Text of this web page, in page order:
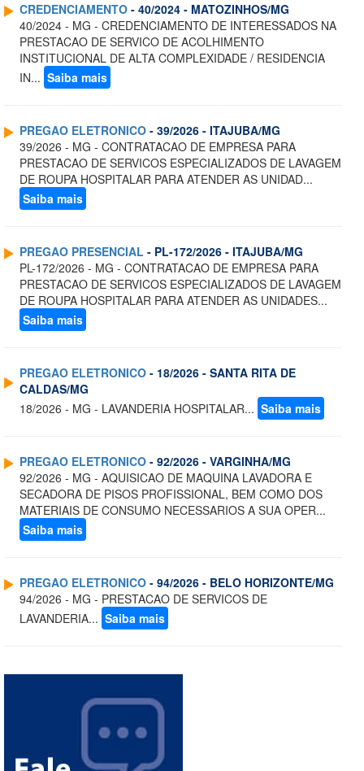
CREDENCIAMENTO - 40/2024 - MATOZINHOS/MG
40/2024 - MG - CREDENCIAMENTO DE INTERESSADOS NA
PRESTACAO DE SERVICO DE ACOLHIMENTO
INSTITUCIONAL DE ALTA COMPLEXIDADE / RESIDENCIA
IN... Saiba mais
PREGAO ELETRONICO - 39/2026 - ITAJUBA/MG
39/2026 - MG - CONTRATACAO DE EMPRESA PARA
PRESTACAO DE SERVICOS ESPECIALIZADOS DE LAVAGEM
DE ROUPA HOSPITALAR PARA ATENDER AS UNIDAD...
Saiba mais
PREGAO PRESENCIAL - PL-172/2026 - ITAJUBA/MG
PL-172/2026 - MG - CONTRATACAO DE EMPRESA PARA
PRESTACAO DE SERVICOS ESPECIALIZADOS DE LAVAGEM
DE ROUPA HOSPITALAR PARA ATENDER AS UNIDADES...
Saiba mais
PREGAO ELETRONICO - 18/2026 - SANTA RITA DE
CALDAS/MG
18/2026 - MG - LAVANDERIA HOSPITALAR... Saiba mais
PREGAO ELETRONICO - 92/2026 - VARGINHA/MG
92/2026 - MG - AQUISICAO DE MAQUINA LAVADORA E
SECADORA DE PISOS PROFISSIONAL, BEM COMO DOS
MATERIAIS DE CONSUMO NECESSARIOS A SUA OPER...
Saiba mais
PREGAO ELETRONICO - 94/2026 - BELO HORIZONTE/MG
94/2026 - MG - PRESTACAO DE SERVICOS DE
LAVANDERIA... Saiba mais